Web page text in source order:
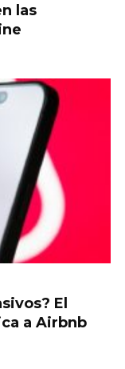
las
El
a Airbnb